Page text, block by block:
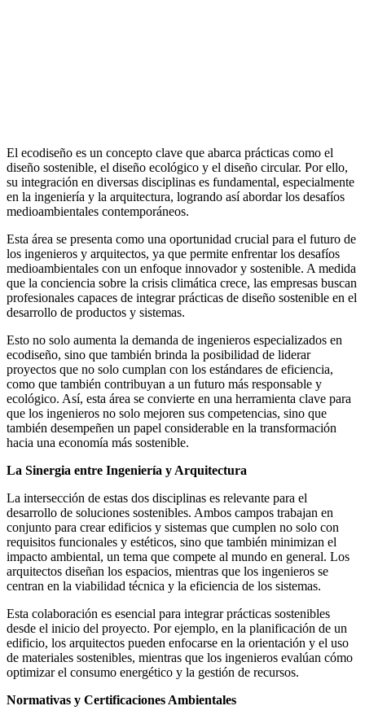
El ecodiseño es un concepto clave que abarca prácticas como el
diseño sostenible, el diseño ecológico y el diseño circular. Por ello,
su integración en diversas disciplinas es fundamental, especialmente
en la ingeniería y la arquitectura, logrando así abordar los desafíos
medioambientales contemporáneos.
Esta área se presenta como una oportunidad crucial para el futuro de
los ingenieros y arquitectos, ya que permite enfrentar los desafíos
medioambientales con un enfoque innovador y sostenible. A medida
que la conciencia sobre la crisis climática crece, las empresas buscan
profesionales capaces de integrar prácticas de diseño sostenible en el
desarrollo de productos y sistemas.
Esto no solo aumenta la demanda de ingenieros especializados en
ecodiseño, sino que también brinda la posibilidad de liderar
proyectos que no solo cumplan con los estándares de eficiencia,
como que también contribuyan a un futuro más responsable y
ecológico. Así, esta área se convierte en una herramienta clave para
que los ingenieros no solo mejoren sus competencias, sino que
también desempeñen un papel considerable en la transformación
hacia una economía más sostenible.
La Sinergia entre Ingeniería y Arquitectura
La intersección de estas dos disciplinas es relevante para el
desarrollo de soluciones sostenibles. Ambos campos trabajan en
conjunto para crear edificios y sistemas que cumplen no solo con
requisitos funcionales y estéticos, sino que también minimizan el
impacto ambiental, un tema que compete al mundo en general. Los
arquitectos diseñan los espacios, mientras que los ingenieros se
centran en la viabilidad técnica y la eficiencia de los sistemas.
Esta colaboración es esencial para integrar prácticas sostenibles
desde el inicio del proyecto. Por ejemplo, en la planificación de un
edificio, los arquitectos pueden enfocarse en la orientación y el uso
de materiales sostenibles, mientras que los ingenieros evalúan cómo
optimizar el consumo energético y la gestión de recursos.
Normativas y Certificaciones Ambientales